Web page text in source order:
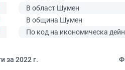
В област Шумен
В община Шумен
По код на икономическа
за 2022 г.